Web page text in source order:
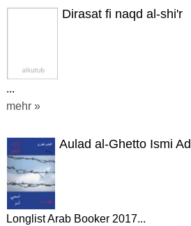
Dirasat fi naqd al-shi'r
...
mehr »
Aulad al-Ghetto Ismi
Longlist Arab Booker 2017...